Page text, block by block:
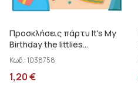
Προσκλήσεις πάρτυ It's My
Birthday the littlies
000646740
Κωδ.:1038758
1,20€